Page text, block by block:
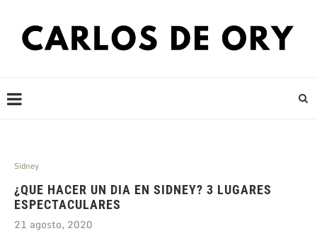
Sidney
¿QUE HACER UN DIA EN SIDNEY? 3 LUGARES
ESPECTACULARES
21 agosto, 2020